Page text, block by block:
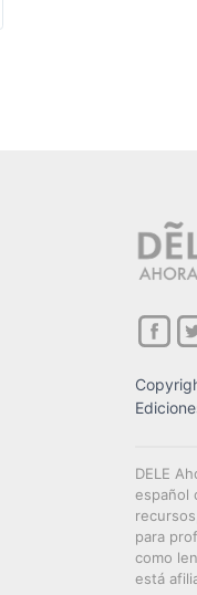
DELE
español
para
como
está